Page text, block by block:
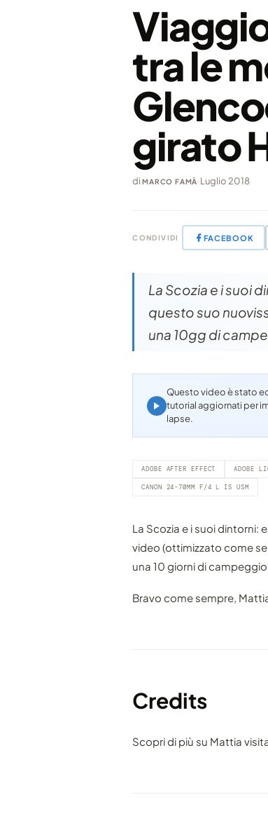
tra le
girato
diMARCO FAMÀ·Luglio 2018
CONDIVIDI FACEBOOK
La Scozia e i suoi
questo suo
una 10gg di
Questo video è stato
tutorial aggiornati per
lapse.
ADOBE AFTER EFFECT ADOBE
CANON 24-70MM F/4 L IS USM
La Scozia e i suoi
video (ottimizzato come
una 10 giorni di
Bravo come sempre,
Credits
Scopri di più su Mattia